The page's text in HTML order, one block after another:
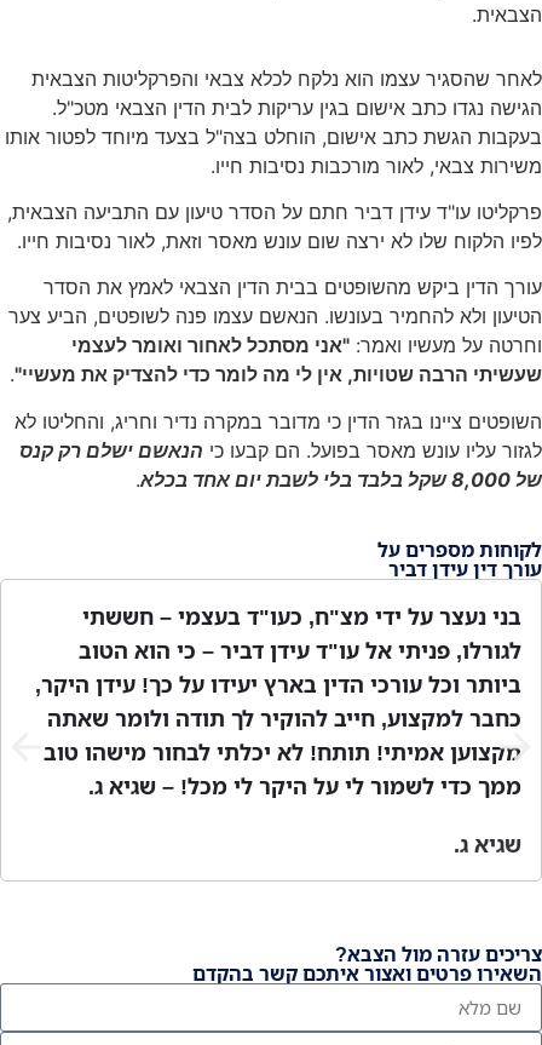
הצבאית.
לאחר שהסגיר עצמו הוא נלקח לכלא צבאי והפרקליטות הצבאית
הגישה נגדו כתב אישום בגין עריקות לבית הדין הצבאי מטכ"ל.
בעקבות הגשת כתב אישום, הוחלט בצה"ל בצעד מיוחד לפטור אותו
משירות צבאי, לאור מורכבות נסיבות חייו.
פרקליטו עו"ד עידן דביר חתם על הסדר טיעון עם התביעה הצבאית,
לפיו הלקוח שלו לא ירצה שום עונש מאסר וזאת, לאור נסיבות חייו.
עורך הדין ביקש מהשופטים בבית הדין הצבאי לאמץ את הסדר
הטיעון ולא להחמיר בעונשו. הנאשם עצמו פנה לשופטים, הביע צער
וחרטה על מעשיו ואמר: "אני מסתכל לאחור ואומר לעצמי
שעשיתי הרבה שטויות, אין לי מה לומר כדי להצדיק את מעשיי".
השופטים ציינו בגזר הדין כי מדובר במקרה נדיר וחריג, והחליטו לא
לגזור עליו עונש מאסר בפועל. הם קבעו כי הנאשם ישלם רק קנס
של 8,000 שקל בלבד בלי לשבת יום אחד בכלא
.
לקוחות מספרים על
עורך דין עידן דביר
בני נעצר על ידי מצ"ח, כעו"ד בעצמי – חששתי
לגורלו, פניתי אל עו"ד עידן דביר – כי הוא הטוב
ביותר וכל עורכי הדין בארץ יעידו על כך! עידן היקר,
כחבר למקצוע, חייב להוקיר לך תודה ולומר שאתה
מקצוען אמיתי! תותח! לא יכלתי לבחור מישהו טוב
ממך כדי לשמור לי על היקר לי מכל! – שגיא ג.
שגיא ג.
צריכים עזרה מול הצבא?
השאירו פרטים ואצור איתכם קשר בהקדם